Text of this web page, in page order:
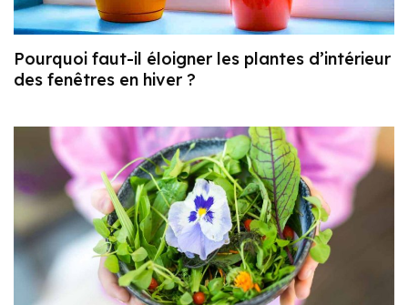
Pourquoi faut-il éloigner les plantes d’intérieur
des fenêtres en hiver ?